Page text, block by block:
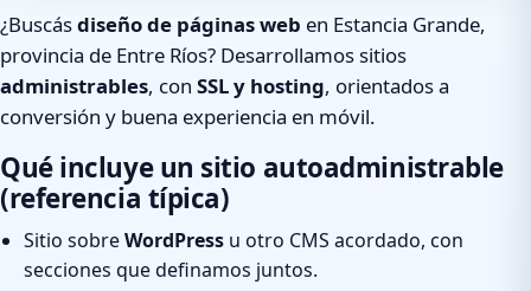
¿Buscásdiseño de páginas web en Estancia Grande,
provincia de Entre Ríos? Desarrollamos sitios
administrables, con SSL y hosting, orientados a
conversión y buena experiencia en móvil.
Qué incluye un sitio autoadministrable
(referencia típica)
Sitio sobreWordPress u otro CMS acordado, con
secciones que definamos juntos.